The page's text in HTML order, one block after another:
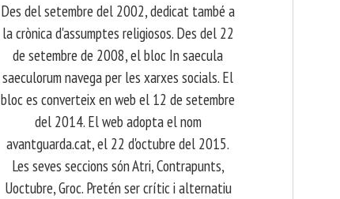
​ Des del setembre del 2002, dedicat també a
la crònica d'assumptes religiosos. Des del 22
de setembre de 2008, el bloc In saecula
saeculorum navega per les xarxes socials. El
bloc es converteix en web el 12 de setembre
del 2014. El web adopta el nom
avantguarda.cat, el 22 d'octubre del 2015.
Les seves seccions són Atri, Contrapunts,
Uoctubre, Groc. Pretén ser crític i alternatiu